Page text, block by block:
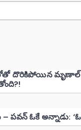
దొరికిపోయిన మృణాల్
ఓకే అన్నాడు: